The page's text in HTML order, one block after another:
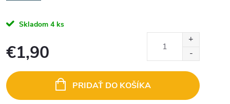
Skladom 4 ks
€1,90
cena:
PRIDAŤ DO KOŠÍKA